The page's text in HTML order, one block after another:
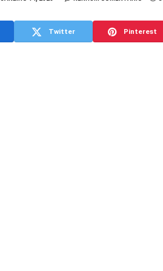
Twitter Pinterest